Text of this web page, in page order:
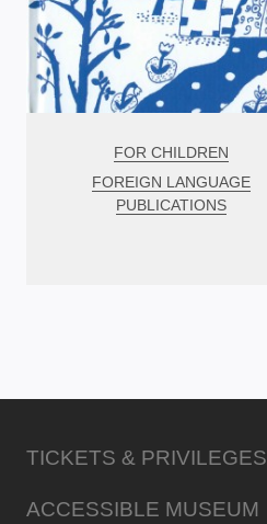
FOR CHILDREN
FOREIGN LANGUAGE
PUBLICATIONS
TICKETS & PRIVILEGES
ACCESSIBLE MUSEUM